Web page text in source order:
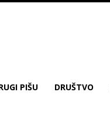
PIŠU DRUŠTVO